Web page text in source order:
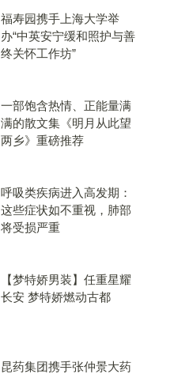
福寿园携手上海大学举
办“中英安宁缓和照护与善
终关怀工作坊”
一部饱含热情、正能量满
满的散文集《明月从此望
两乡》重磅推荐
呼吸类疾病进入高发期：
这些症状如不重视，肺部
将受损严重
【梦特娇男装】任重星耀
长安 梦特娇燃动古都
昆药集团携手张仲景大药